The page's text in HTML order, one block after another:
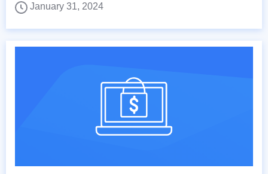
January 31, 2024